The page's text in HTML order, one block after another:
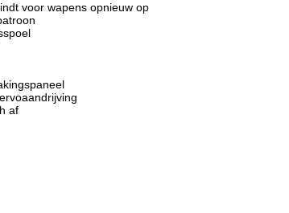
voor wapens opnieuw op
af